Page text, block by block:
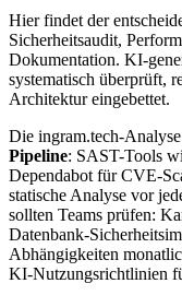
Hier findet der
Sicherheitsaudit,
Dokumentation. KI-
systematisch überprüft,
Architektur eingebettet.
Die ingram.tech-
Pipeline: SAST-Tools
Dependabot für CVE-
statische Analyse vor
sollten Teams prüfen:
Datenbank-
Abhängigkeiten
KI-Nutzungsrichtlinien